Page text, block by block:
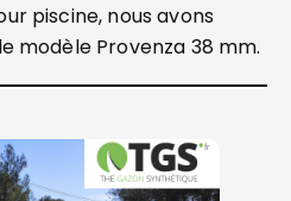
piscine, nous avons
modèle Provenza 38 mm.